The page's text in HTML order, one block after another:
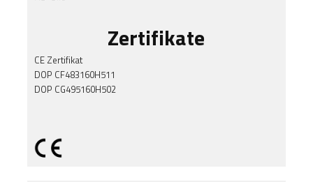
Zertifikate
CE Zertifikat
DOP CF483160H511
DOP CG495160H502